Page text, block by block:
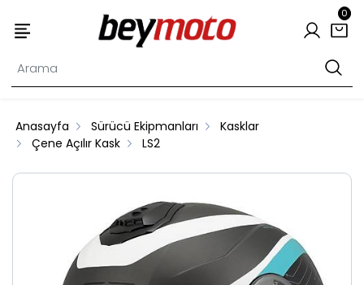
0
Anasayfa Sürücü Ekipmanları
Kasklar
Çene Açılır Kask
LS2